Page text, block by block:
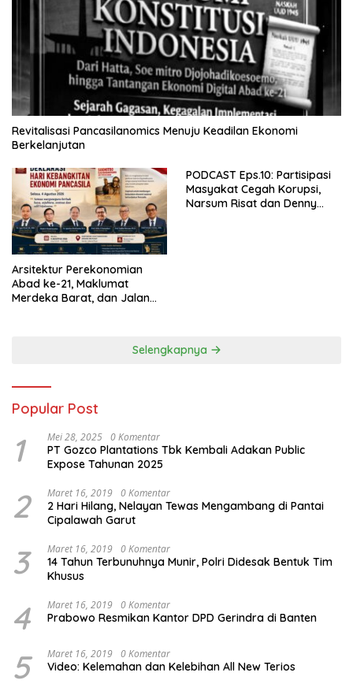
Revitalisasi Pancasilanomics Menuju Keadilan Ekonomi
Berkelanjutan
Arsitektur Perekonomian
Abad ke-21, Maklumat
Merdeka Barat, dan Jalan
PODCAST Eps.10: Partisipasi
Masyakat Cegah Korupsi,
Narsum Risat dan Denny
Selengkapnya
Popular Post
1 Mei 28, 2025 0 Komentar
PT Gozco Plantations Tbk Kembali Adakan Public
Expose Tahunan 2025
2 Maret 16, 2019 0 Komentar
2 Hari Hilang, Nelayan Tewas Mengambang di Pantai
Cipalawah Garut
3 Maret 16, 2019 0 Komentar
14 Tahun Terbunuhnya Munir, Polri Didesak Bentuk Tim
Khusus
4 Maret 16, 2019 0 Komentar
Prabowo Resmikan Kantor DPD Gerindra di Banten
5 Maret 16, 2019 0 Komentar
Video: Kelemahan dan Kelebihan All New Terios